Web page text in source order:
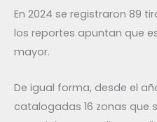
En 2024 se registraron 89
los reportes apuntan que
mayor.
De igual forma, desde el
catalogadas 16 zonas que